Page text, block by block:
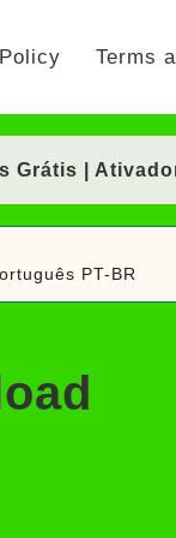
Terms
Grátis |
Grátis |
| Ativador
PT-BR
& Re-
| Ativador
PT-BR